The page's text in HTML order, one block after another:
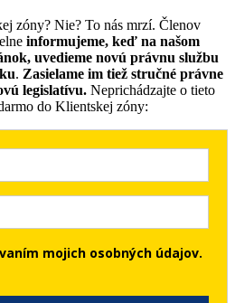
zóny? Nie? To nás mrzí. Členov
informujeme, keď na našom
uvedieme novú právnu službu
. Zasielame im tiež stručné právne
legislatívu. Neprichádzajte o tieto
do Klientskej zóny: